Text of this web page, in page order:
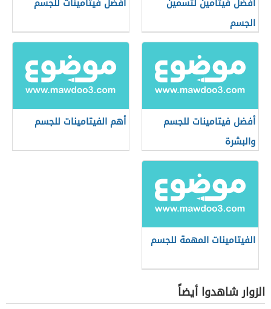
الجسم
أفضل فيتامينات للجسم
والبشرة
أهم الفيتامينات للجسم
الفيتامينات المهمة للجسم
الزوار شاهدوا أيضاً